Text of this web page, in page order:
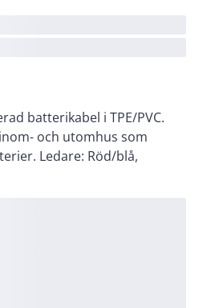
batterikabel i TPE/PVC.
och utomhus som
Ledare: Röd/blå,